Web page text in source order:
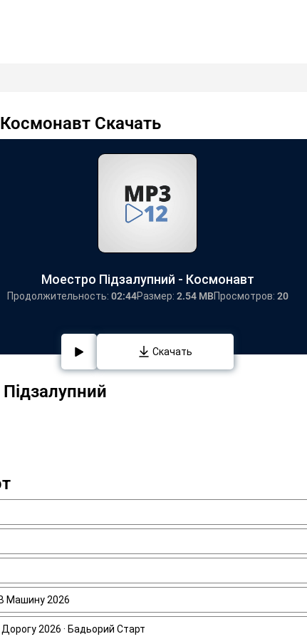
Скачать
Моестро Підзалупний - Космонавт
Продолжительность: 02:44Размер: 2.54 MBПросмотров: 20
Скачать
Машину 2026
2026 · Бадьорий Старт